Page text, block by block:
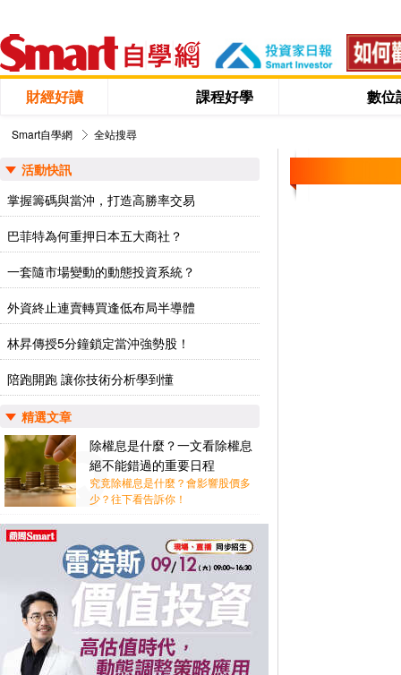
財經好讀 課程好學 數位
Smart自學網 全站搜尋
活動快訊
掌握籌碼與當沖，打造高勝率交易
巴菲特為何重押日本五大商社？
一套隨市場變動的動態投資系統？
外資終止連賣轉買逢低布局半導體
林昇傳授5分鐘鎖定當沖強勢股！
陪跑開跑 讓你技術分析學到懂
精選文章
除權息是什麼？一文看除權息
絕不能錯過的重要日程
究竟除權息是什麼？會影響股價多
少？往下看告訴你！